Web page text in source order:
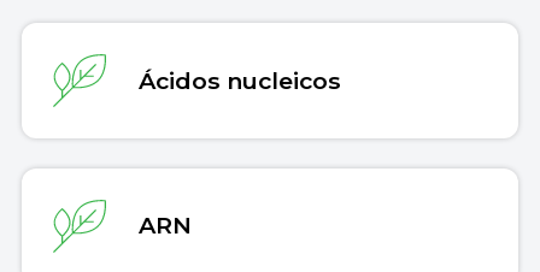
Ácidos nucleicos
ARN